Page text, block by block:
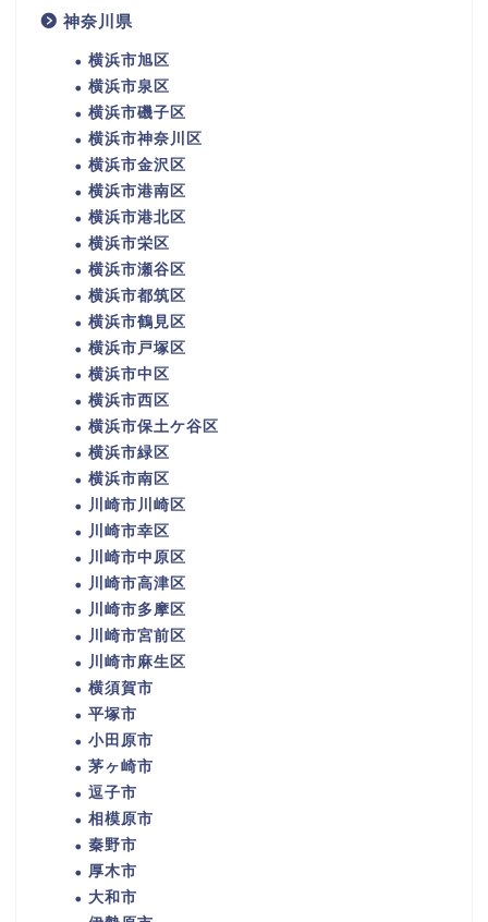
神奈川県
横浜市旭区
横浜市泉区
横浜市磯子区
横浜市神奈川区
横浜市金沢区
横浜市港南区
横浜市港北区
横浜市栄区
横浜市瀬谷区
横浜市都筑区
横浜市鶴見区
横浜市戸塚区
横浜市中区
横浜市西区
横浜市保土ケ谷区
横浜市緑区
横浜市南区
川崎市川崎区
川崎市幸区
川崎市中原区
川崎市高津区
川崎市多摩区
川崎市宮前区
川崎市麻生区
横須賀市
平塚市
小田原市
茅ヶ崎市
逗子市
相模原市
秦野市
厚木市
大和市